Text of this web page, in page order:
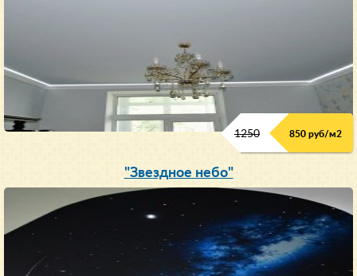
1250 850 руб/м2
"Звездное небо"